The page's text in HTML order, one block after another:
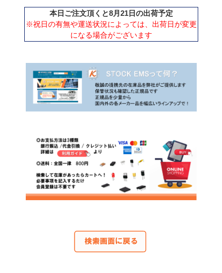
本日ご注文頂くと8月21日の出荷予定
※祝日の有無や運送状況によっては、出荷日が変更
になる場合がございます